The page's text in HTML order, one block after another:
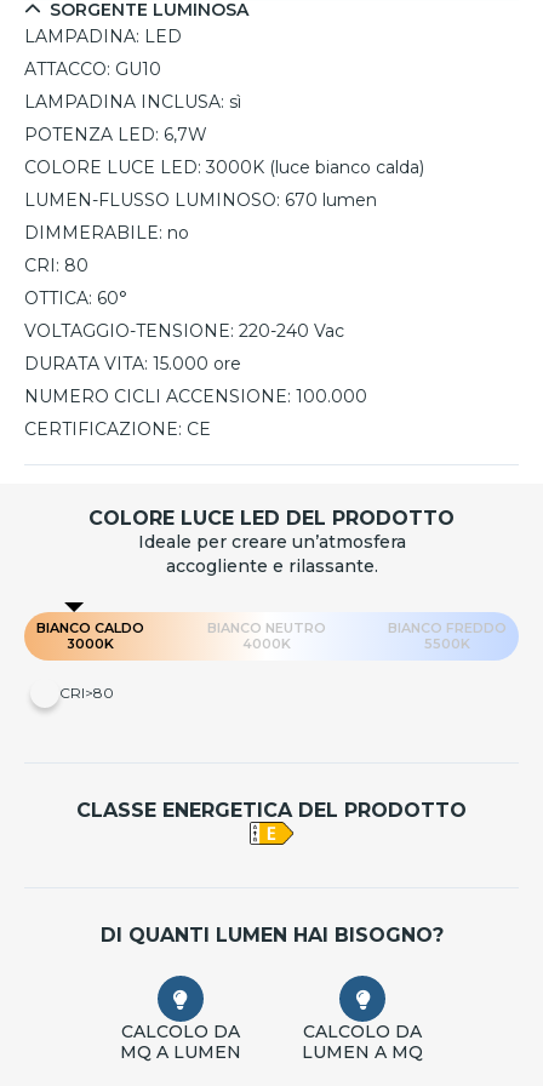
SORGENTE LUMINOSA
LAMPADINA: LED
ATTACCO: GU10
LAMPADINA INCLUSA: sì
POTENZA LED: 6,7W
COLORE LUCE LED: 3000K (luce bianco calda)
LUMEN-FLUSSO LUMINOSO: 670 lumen
DIMMERABILE: no
CRI: 80
OTTICA: 60°
VOLTAGGIO-TENSIONE: 220-240 Vac
DURATA VITA: 15.000 ore
NUMERO CICLI ACCENSIONE: 100.000
CERTIFICAZIONE: CE
COLORE LUCE LED DEL PRODOTTO
Ideale per creare un’atmosfera
accogliente e rilassante.
BIANCO CALDO
3000K
BIANCO NEUTRO
4000K
BIANCO FREDDO
5500K
CRI>80
CLASSE ENERGETICA DEL PRODOTTO
DI QUANTI LUMEN HAI BISOGNO?
CALCOLO DA
MQ A LUMEN
CALCOLO DA
LUMEN A MQ